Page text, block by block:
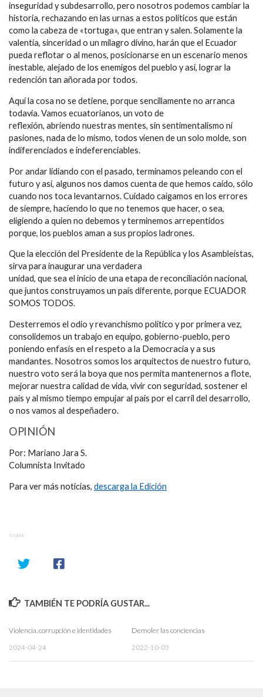
inseguridad y subdesarrollo, pero nosotros podemos cambiar la
historia, rechazando en las urnas a estos políticos que están
como la cabeza de «tortuga», que entran y salen. Solamente la
valentía, sinceridad o un milagro divino, harán que el Ecuador
pueda reflotar o al menos, posicionarse en un escenario menos
inestable, alejado de los enemigos del pueblo y así, lograr la
redención tan añorada por todos.
Aquí la cosa no se detiene, porque sencillamente no arranca
todavía. Vamos ecuatorianos, un voto de
reflexión, abriendo nuestras mentes, sin sentimentalismo ni
pasiones, nada de lo mismo, todos vienen de un solo molde, son
indiferenciados e indeferenciables.
Por andar lidiando con el pasado, terminamos peleando con el
futuro y así, algunos nos damos cuenta de que hemos caído, sólo
cuando nos toca levantarnos. Cuidado caigamos en los errores
de siempre, haciendo lo que no tenemos que hacer, o sea,
eligiendo a quien no debemos y terminemos arrepentidos
porque, los pueblos aman a sus propios ladrones.
Que la elección del Presidente de la República y los Asambleístas,
sirva para inaugurar una verdadera
unidad, que sea el inicio de una etapa de reconciliación nacional,
que juntos construyamos un país diferente, porque ECUADOR
SOMOS TODOS.
Desterremos el odio y revanchismo político y por primera vez,
consolidemos un trabajo en equipo, gobierno-pueblo, pero
poniendo enfasis en el respeto a la Democracia y a sus
mandantes. Nosotros somos los arquitectos de nuestro futuro,
nuestro voto será la boya que nos permita mantenernos a flote,
mejorar nuestra calidad de vida, vivir con seguridad, sostener el
país y al mismo tiempo empujar al país por el carril del desarrollo,
o nos vamos al despeñadero.
OPINIÓN
Por: Mariano Jara S.
Columnista Invitado
Para ver más noticias, descarga la Edición
SHARE
TAMBIÉN TE PODRÍA GUSTAR...
Violencia, corrupción e identidades
2024-04-24
Demoler las conciencias
2022-10-05